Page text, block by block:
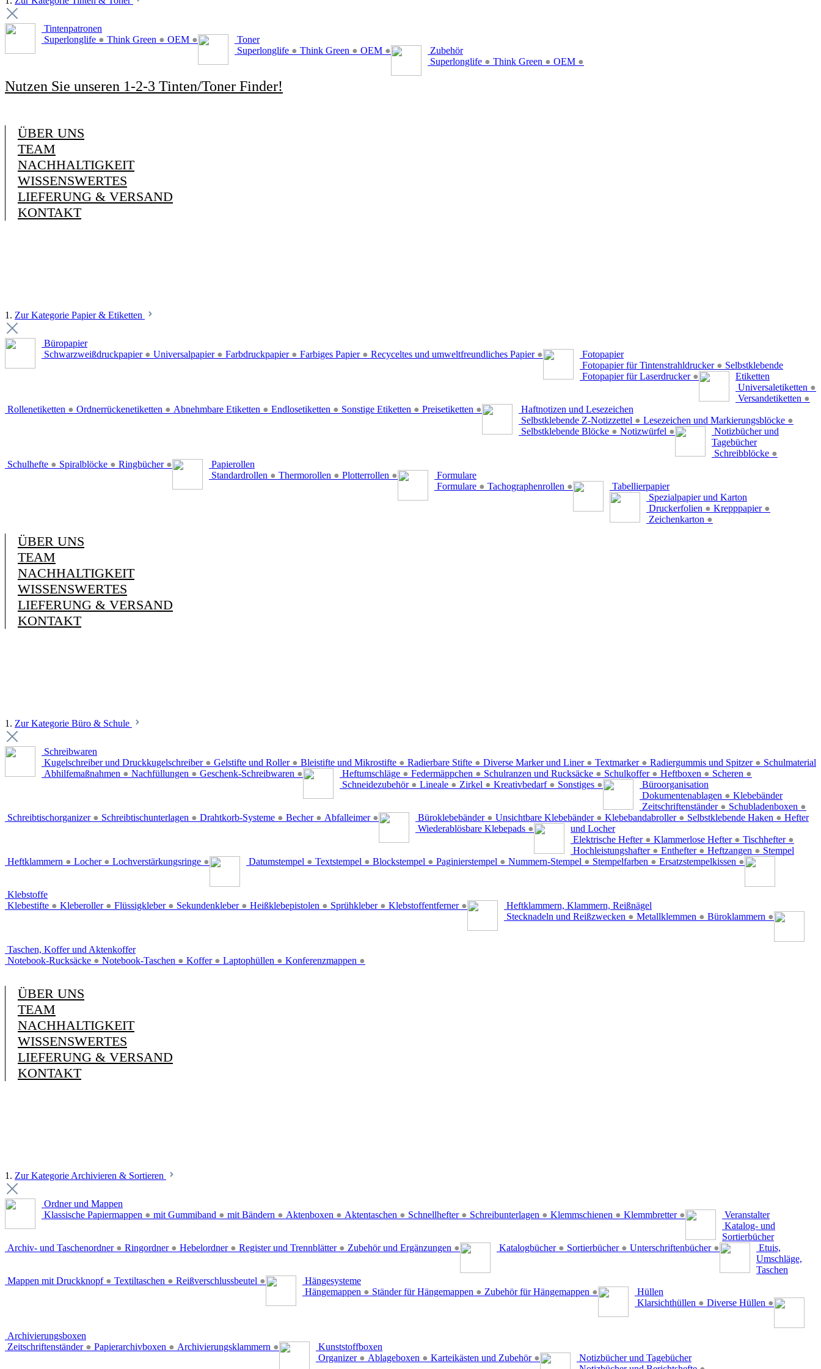
Tintenpatronen
Superlonglife ● Think Green ● OEM ●
Toner
Superlonglife ● Think Green ● OEM ●
Zubehör
Superlonglife ● Think Green ● OEM ●
Nutzen Sie unseren 1-2-3 Tinten/Toner Finder!
ÜBER UNS
TEAM
NACHHALTIGKEIT
WISSENSWERTES
LIEFERUNG & VERSAND
KONTAKT
1. Zur Kategorie Papier & Etiketten
Büropapier
Schwarzweißdruckpapier ● Universalpapier ● Farbdruckpapier ● Farbiges Papier ● Recyceltes und umweltfreundliches Papier ●
Fotopapier
Fotopapier für Tintenstrahldrucker ●
Fotopapier für Laserdrucker ●
Selbstklebende
Etiketten
Universaletiketten ●
Versandetiketten ●
Rollenetiketten ● Ordnerrückenetiketten ● Abnehmbare Etiketten ● Endlosetiketten ● Sonstige Etiketten ● Preisetiketten ●
Haftnotizen und Lesezeichen
Selbstklebende Z-Notizzettel ● Lesezeichen und Markierungsblöcke ●
Selbstklebende Blöcke ● Notizwürfel ●
Notizbücher und
Tagebücher
Schreibblöcke ●
Schulhefte ● Spiralblöcke ● Ringbücher ●
Papierollen
Standardrollen ● Thermorollen ● Plotterrollen ●
Formulare
Formulare ● Tachographenrollen ●
Tabellierpapier
Spezialpapier und Karton
Druckerfolien ● Krepppapier ●
Zeichenkarton ●
ÜBER UNS
TEAM
NACHHALTIGKEIT
WISSENSWERTES
LIEFERUNG & VERSAND
KONTAKT
1. Zur Kategorie Büro & Schule
Schreibwaren
Kugelschreiber und Druckkugelschreiber ● Gelstifte und Roller ● Bleistifte und Mikrostifte ● Radierbare Stifte ● Diverse Marker und Liner ● Textmarker ● Radiergummis und Spitzer ●
Abhilfemaßnahmen ● Nachfüllungen ● Geschenk-Schreibwaren ●
Schulmaterial
Heftumschläge ● Federmäppchen ● Schulranzen und Rucksäcke ● Schulkoffer ● Heftboxen ● Scheren ●
Schneidezubehör ● Lineale ● Zirkel ● Kreativbedarf ● Sonstiges ●
Büroorganisation
Dokumentenablagen ●
Zeitschriftenständer ● Schubladenboxen ●
Schreibtischorganizer ● Schreibtischunterlagen ● Drahtkorb-Systeme ● Becher ● Abfalleimer ●
Klebebänder
Büroklebebänder ● Unsichtbare Klebebänder ● Klebebandabroller ● Selbstklebende Haken ●
Wiederablösbare Klebepads ●
Hefter
und Locher
Elektrische Hefter ● Klammerlose Hefter ● Tischhefter ●
Hochleistungshafter ● Enthefter ● Heftzangen ●
Heftklammern ● Locher ● Lochverstärkungsringe ●
Stempel
Datumstempel ● Textstempel ● Blockstempel ● Paginierstempel ● Nummern-Stempel ● Stempelfarben ● Ersatzstempelkissen ●
Klebstoffe
Klebestifte ● Kleberoller ● Flüssigkleber ● Sekundenkleber ● Heißklebepistolen ● Sprühkleber ● Klebstoffentferner ●
Heftklammern, Klammern, Reißnägel
Stecknadeln und Reißzwecken ● Metallklemmen ● Büroklammern ●
Taschen, Koffer und Aktenkoffer
Notebook-Rucksäcke ● Notebook-Taschen ● Koffer ● Laptophüllen ● Konferenzmappen ●
ÜBER UNS
TEAM
NACHHALTIGKEIT
WISSENSWERTES
LIEFERUNG & VERSAND
KONTAKT
1. Zur Kategorie Archivieren & Sortieren
Ordner und Mappen
Klassische Papiermappen ● mit Gummiband ● mit Bändern ● Aktenboxen ● Aktentaschen ● Schnellhefter ● Schreibunterlagen ● Klemmschienen ● Klemmbretter ● Veranstalter
Archiv- und Taschenordner ● Ringordner ● Hebelordner ● Register und Trennblätter ● Zubehör und Ergänzungen ●
Katalog- und
Sortierbücher
Katalogbücher ● Sortierbücher ● Unterschriftenbücher ●
Etuis,
Umschläge,
Taschen
Mappen mit Druckknopf ● Textiltaschen ● Reißverschlussbeutel ●
Hängesysteme
Hängemappen ● Ständer für Hängemappen ● Zubehör für Hängemappen ●
Hüllen
Klarsichthüllen ● Diverse Hüllen ●
Archivierungsboxen
Zeitschriftenständer ● Papierarchivboxen ● Archivierungsklammern ●
Kunststoffboxen
Organizer ● Ablageboxen ● Karteikästen und Zubehör ●
Notizbücher und Tagebücher